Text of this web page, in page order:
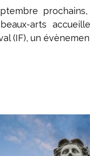
arts
(IF), un